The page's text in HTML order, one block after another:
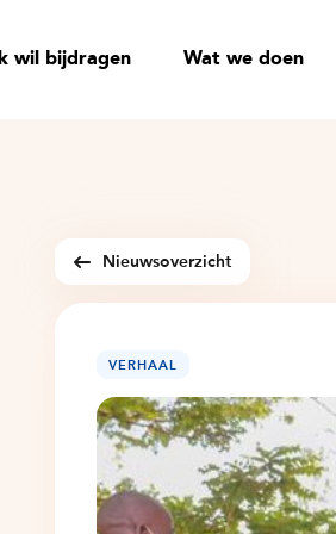
Ik wil bijdragen Wat we doen
Nieuwsoverzicht
VERHAAL